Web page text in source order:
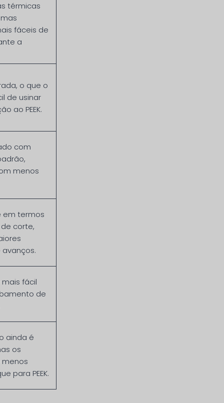
térmicas
fáceis de
a
o que o
de usinar
ao PEEK.
com
menos
em termos
corte,
fácil
de
ainda é
os
menos
para PEEK.